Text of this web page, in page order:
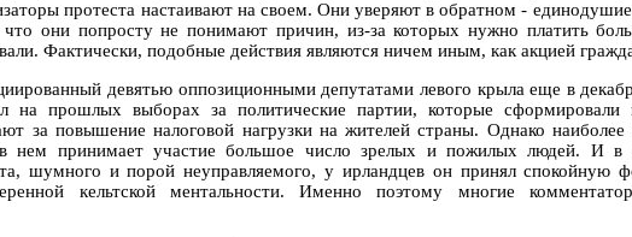
протеста настаивают на своем. Они уверяют в обратном -
они попросту не понимают причин, из-за которых нужно платить
Фактически, подобные действия являются ничем иным, как акцией
девятью оппозиционными депутатами левого крыла еще в
на прошлых выборах за политические партии, которые сформировали
за повышение налоговой нагрузки на жителей страны. Однако наиболее
нем принимает участие большое число зрелых и пожилых людей. И в
шумного и порой неуправляемого, у ирландцев он принял спокойную
кельтской ментальности. Именно поэтому многие